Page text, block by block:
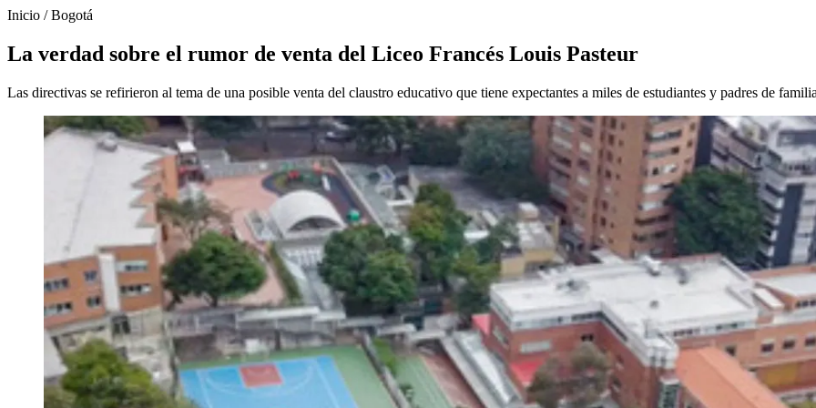
Inicio /Bogotá
La verdad sobre el rumor de venta del Liceo Francés Louis Pasteur
Las directivas se refirieron al tema de una posible venta del claustro educativo que tiene expectantes a miles de estudiantes y padres de